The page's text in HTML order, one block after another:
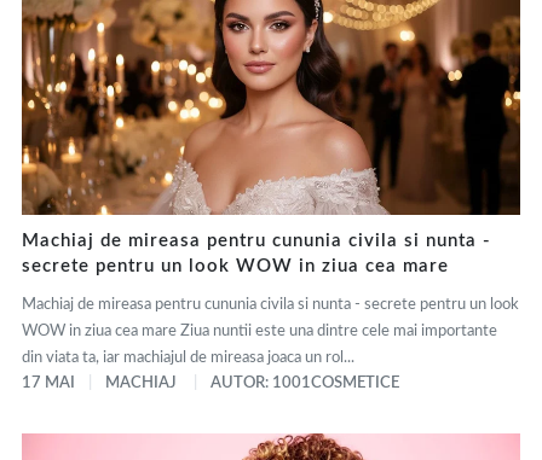
Machiaj de mireasa pentru cununia civila si nunta -
secrete pentru un look WOW in ziua cea mare
Machiaj de mireasa pentru cununia civila si nunta - secrete pentru un look
WOW in ziua cea mare Ziua nuntii este una dintre cele mai importante
din viata ta, iar machiajul de mireasa joaca un rol...
17 MAI
MACHIAJ AUTOR: 1001COSMETICE